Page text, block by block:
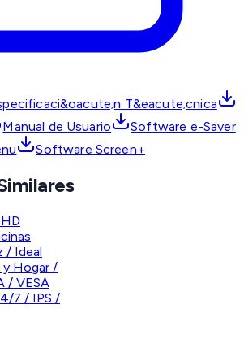
T&eacute;cnica
Manual de Usuario
Software e-Saver
Software Screen+